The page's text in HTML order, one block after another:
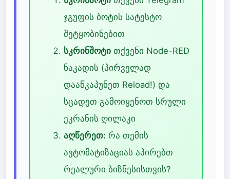
ჯგუფის ბოტის სატესტო
შეტყობინებით
სკრინშოტი თქვენი Node-RED
ნაკადის (პირველად
დააწკაპუნეთ Reload!) და
სცადეთ გამოიყენოთ სრული
ეკრანის ღილაკი
აღწერეთ: რა თემის
ავტომატიზაციას აპირებთ
რეალური ბიზნესისთვის?